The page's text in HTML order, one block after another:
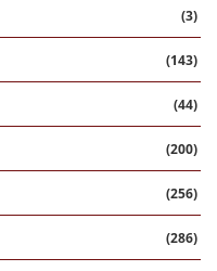
(3)
(143)
(44)
(200)
(256)
(286)